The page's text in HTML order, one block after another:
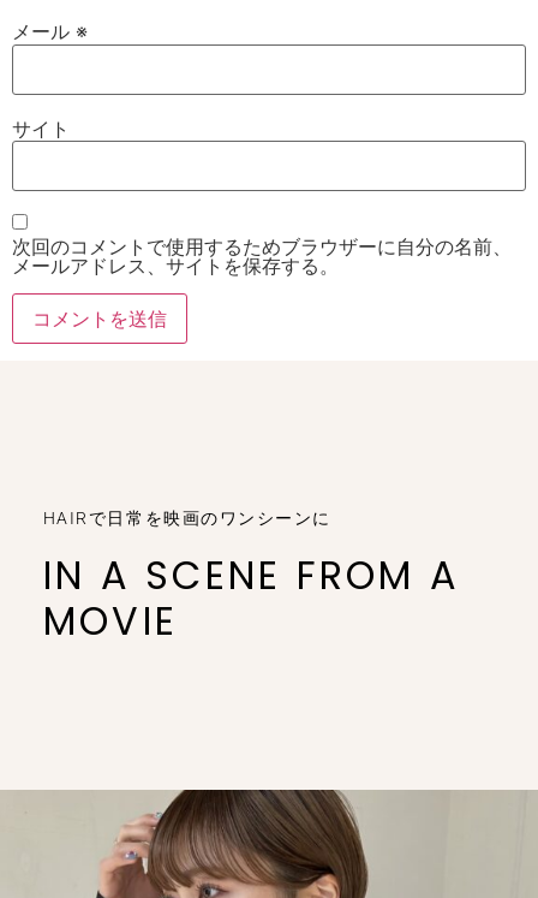
メール ※
サイト
次回のコメントで使用するためブラウザーに自分の名前、
メールアドレス、サイトを保存する。
HAIRで日常を映画のワンシーンに
IN A SCENE FROM A
MOVIE